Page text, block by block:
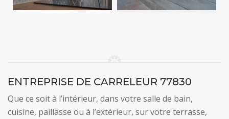
ENTREPRISE DE CARRELEUR 77830
Que ce soit à l’intérieur, dans votre salle de bain,
cuisine, paillasse ou à l’extérieur, sur votre terrasse,